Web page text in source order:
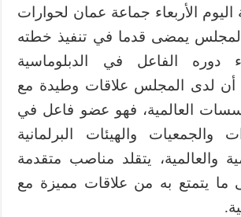
اليوم الأربعاء جماعة عمان لحوارات
المجلس يمضى قدما في تنفيذ خطته
دوره الفاعل في الدبلوماسية
أن لدى المجلس علاقات وطيدة مع
العالمية، فهو عضو فاعل في
والجمعيات والهيئات البرلمانية
والعالمية، يتقلد مناصب متقدمة
ما يتمتع به من علاقات مميزة مع